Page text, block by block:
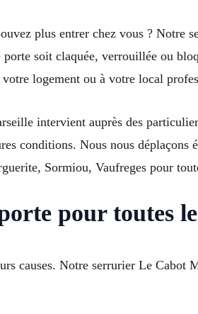
plus entrer chez vous ?
porte soit claquée, verrouillée ou
logement ou à votre local
intervient auprès des
conditions. Nous nous déplaçons
Sormiou, Vaufreges pour
pour toutes
causes. Notre serrurier Le